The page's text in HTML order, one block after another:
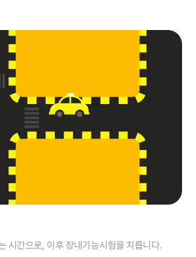
시간으로, 이후 장내기능시험을 치릅니다.